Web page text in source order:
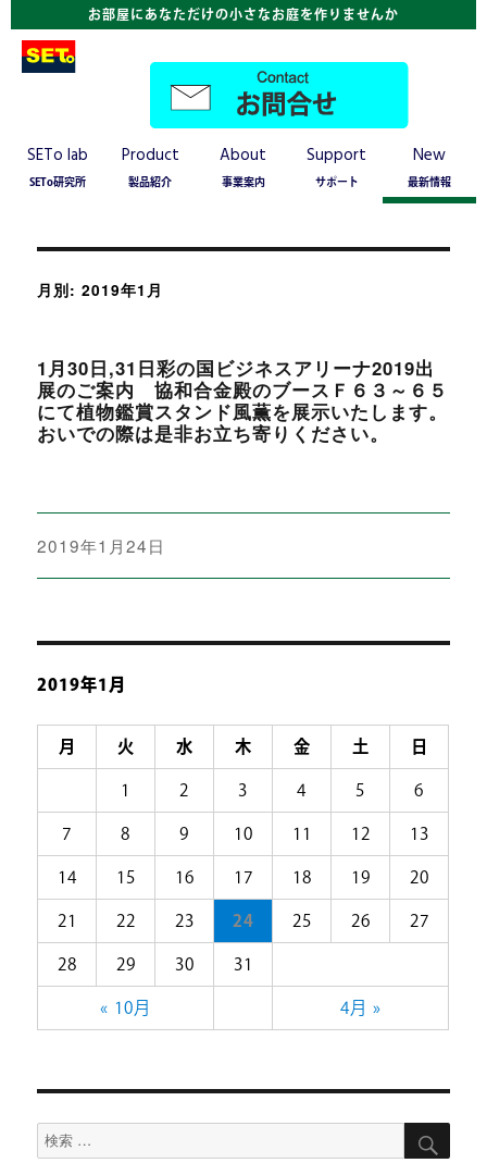
お部屋にあなただけの小さなお庭を作りませんか
SETo lab
SETo研究所
Product
製品紹介
About
事業案内
Support
サポート
New
最新情報
月別: 2019年1月
1月30日,31日彩の国ビジネスアリーナ2019出
展のご案内 協和合金殿のブースＦ６３～６５
にて植物鑑賞スタンド風薫を展示いたします。
おいでの際は是非お立ち寄りください。
投
日:
2019年1月24日
2019年1月
月 火 水 木 金 土 日
« 10月 4月 »
1 2 3 4 5 6
7 8 9 10 11 12 13
14 15 16 17 18 19 20
21 22 23 24 25 26 27
28 29 30 31
検
索
検